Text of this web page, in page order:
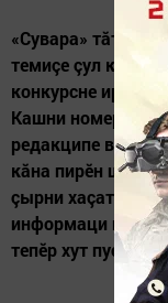
«Сувара» тăтăш
темиçе çул
конкурсне
Кашни номертех
редакципе
кăна пирӗн
çырни
информаци
тепӗр хут